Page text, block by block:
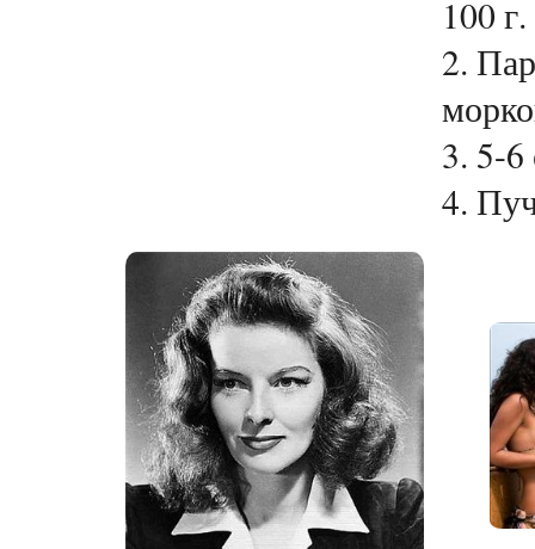
100 г.
2.
3. 5-6
4.